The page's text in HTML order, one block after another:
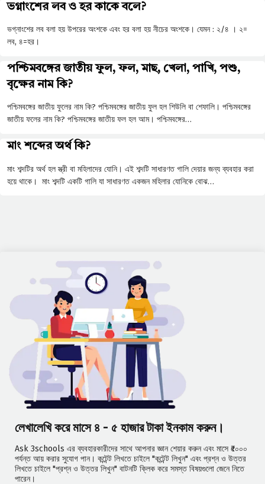
ভগ্নাংশের লব ও হর কাকে বলে?
ভগ্নাংশের লব বলা হয় উপরের অংশকে এবং হর বলা হয় নীচের অংশকে। যেমন : ২/৪ । ২=
লব, ৪=হর।
পশ্চিমবঙ্গের জাতীয় ফুল, ফল, মাছ, খেলা, পাখি, পশু,
বৃক্ষের নাম কি?
পশ্চিমবঙ্গের জাতীয় ফুলের নাম কি? পশ্চিমবঙ্গের জাতীয় ফুল হল শিউলি বা শেফালি। পশ্চিমবঙ্গের
জাতীয় ফলের নাম কি? পশ্চিমবঙ্গের জাতীয় ফল হল আম। পশ্চিমবঙ্গের…
মাং শব্দের অর্থ কি?
মাং শব্দটির অর্থ হল স্ত্রী বা মহিলাদের যোনি। এই শব্দটি সাধারণত গালি দেয়ার জন্য ব্যবহার করা
হয়ে থাকে। মাং শব্দটি একটি গালি যা সাধারণত একজন মহিলার যোনিকে বোঝ…
লেখালেখি করে মাসে ৪ - ৫ হাজার টাকা ইনকাম করুন।
Ask 3schools এর ব্যবহারকারীদের সাথে আপনার জ্ঞান শেয়ার করুন এবং মাসে ₹৫০০০
পর্যন্ত আয় করার সুযোগ পান। কন্টেন্ট লিখতে চাইলে "কন্টেন্ট লিখুন" এবং প্রশ্ন ও উত্তর
লিখতে চাইলে "প্রশ্ন ও উত্তর লিখুন" বাটনটি ক্লিক করে সমস্ত বিষয়গুলো জেনে নিতে
পারেন।